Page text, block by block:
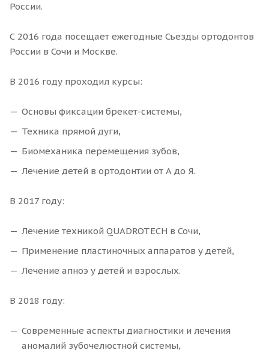
России.
С 2016 года посещает ежегодные Съезды ортодонтов
России в Сочи и Москве.
В 2016 году проходил курсы:
Основы фиксации брекет-системы,
Техника прямой дуги,
Биомеханика перемещения зубов,
Лечение детей в ортодонтии от А до Я.
В 2017 году:
Лечение техникой QUADROTECH в Сочи,
Применение пластиночных аппаратов у детей,
Лечение апноэ у детей и взрослых.
В 2018 году:
Современные аспекты диагностики и лечения
аномалий зубочелюстной системы,